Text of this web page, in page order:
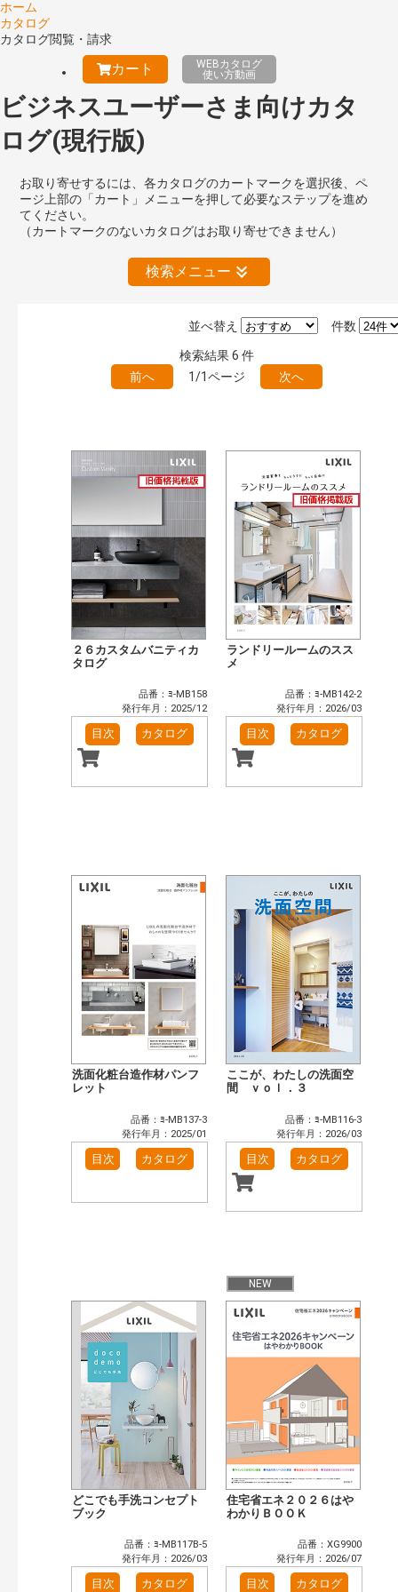
ホーム
カタログ
カタログ閲覧・請求
カート
WEBカタログ
使い方動画
ビジネスユーザーさま向けカタ
ログ(現行版)
お取り寄せするには、各カタログのカートマークを選択後、ペ
ージ上部の「カート」メニューを押して必要なステップを進め
てください。
（カートマークのないカタログはお取り寄せできません）
検索メニュー
絞り込みの解除
キーワード検索（あいまい）
目次も検索 検 索
まずはここから（6）
施工イメージ・アイデア集（4）
リフォームおすすめ（6）
省エネ住宅関連（1）
補助金・優遇制度を知る（1）
カタログ一覧＆使い方（1）
窓・シャッター（4）
玄関ドア・引戸（7）
インテリア建材（7）
エクステリア（3）
洗面化粧室（6）
トイレ（3）
小型電気温水器（1）
水栓金具（3）
太陽光発電・屋根・外壁（1）
件数
並べ替え
検索結果6 件
前へ
1/1ページ 次へ
２６カスタムバニティカ
タログ
品番：ﾖ-MB158
発行年月：2025/12
目次 カタログ
ランドリールームのスス
メ
品番：ﾖ-MB142-2
発行年月：2026/03
目次 カタログ
洗面化粧台造作材パンフ
レット
品番：ﾖ-MB137-3
発行年月：2025/01
目次 カタログ
ここが、わたしの洗面空
間 ｖｏｌ．３
品番：ﾖ-MB116-3
発行年月：2026/03
目次 カタログ
どこでも手洗コンセプト
ブック
品番：ﾖ-MB117B-5
発行年月：2026/03
目次 カタログ
NEW
住宅省エネ２０２６はや
わかりＢＯＯＫ
品番：XG9900
発行年月：2026/07
目次 カタログ